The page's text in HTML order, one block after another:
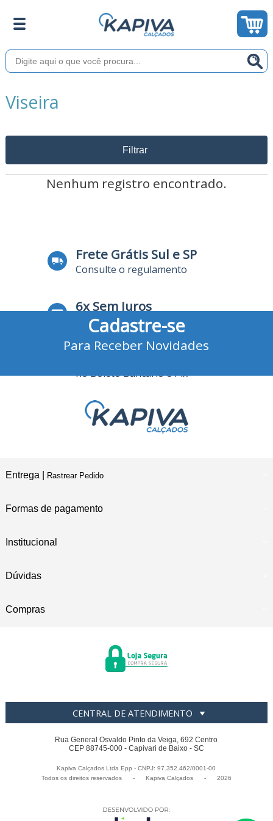
Viseira
Filtrar
Nenhum registro encontrado.
Frete Grátis Sul e SP
Consulte o regulamento
6x Sem Juros
no Cartão de Crédito
no Boleto Bancário e Pix
Cadastre-se
Para Receber Novidades
Entrega | Rastrear Pedido
Formas de pagamento
Institucional
Dúvidas
Compras
CENTRAL DE ATENDIMENTO
Rua General Osvaldo Pinto da Veiga, 692 Centro
CEP 88745-000 - Capivari de Baixo - SC
Kapiva Calçados Ltda Epp - CNPJ: 97.352.462/0001-00
Todos os direitos reservados
- Kapiva Calçados - 2026